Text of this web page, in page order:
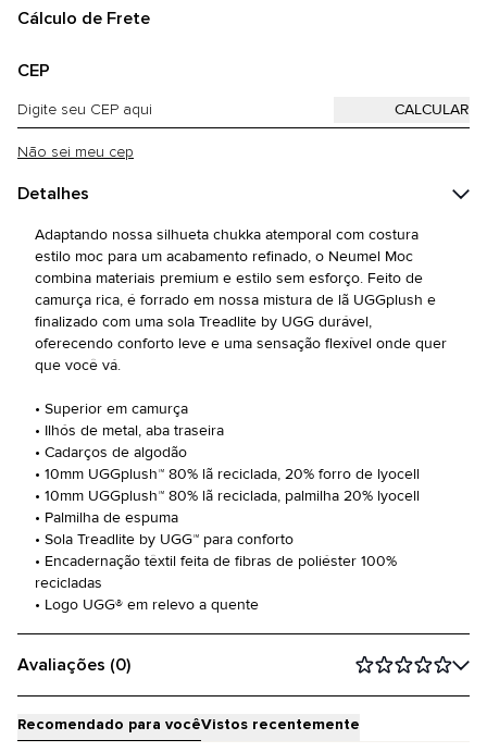
Cálculo de Frete
CEP
Não sei meu cep
Detalhes
Adaptando nossa silhueta chukka atemporal com costura
estilo moc para um acabamento refinado, o Neumel Moc
combina materiais premium e estilo sem esforço. Feito de
camurça rica, é forrado em nossa mistura de lã UGGplush e
finalizado com uma sola Treadlite by UGG durável,
oferecendo conforto leve e uma sensação flexível onde quer
que você vá.
• Superior em camurça
• Ilhós de metal, aba traseira
• Cadarços de algodão
• 10mm UGGplush™ 80% lã reciclada, 20% forro de lyocell
• 10mm UGGplush™ 80% lã reciclada, palmilha 20% lyocell
• Palmilha de espuma
• Sola Treadlite by UGG™ para conforto
• Encadernação têxtil feita de fibras de poliéster 100%
recicladas
• Logo UGG® em relevo a quente
Avaliações (0)
Recomendado para vocêVistos recentemente